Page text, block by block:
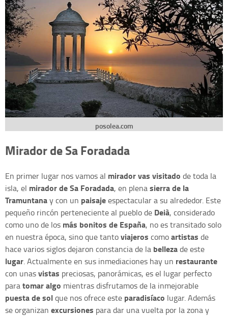
posolea.com
Mirador de Sa Foradada
En primer lugar nos vamos al mirador vas visitado de toda la
isla, el mirador de Sa Foradada, en plenasierra de la
Tramuntanay con un paisajeespectacular a su alrededor. Este
pequeño rincón perteneciente al pueblo de Deià, considerado
como uno de los más bonitos de España, no es transitado solo
en nuestra época, sino que tantoviajeros comoartistas de
hace varios siglos dejaron constancia de la bellezade este
lugar. Actualmente en sus inmediaciones hay un restaurante
con unasvistas preciosas, panorámicas, es el lugar perfecto
paratomar algo mientras disfrutamos de la inmejorable
puesta de solque nos ofrece este paradisíaco lugar. Además
se organizan excursiones para dar una vuelta por la zona y